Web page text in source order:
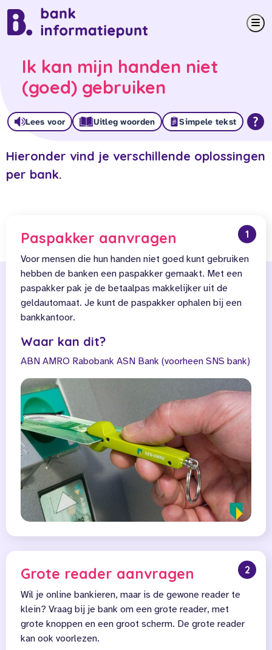
Ik kan mijn handen niet
(goed) gebruiken
Lees voor Uitleg woorden Simpele tekst
Hieronder vind je verschillende oplossingen
per bank.
1
Paspakker aanvragen
Voor mensen die hun handen niet goed kunt gebruiken
hebben de banken een paspakker gemaakt. Met een
paspakker pak je de betaalpas makkelijker uit de
geldautomaat. Je kunt de paspakker ophalen bij een
bankkantoor.
Waar kan dit?
ABN AMRO Rabobank ASN Bank (voorheen SNS bank)
2
Grote reader aanvragen
Wil je online bankieren, maar is de gewone reader te
klein? Vraag bij je bank om een grote reader, met
grote knoppen en een groot scherm. De grote reader
kan ook voorlezen.